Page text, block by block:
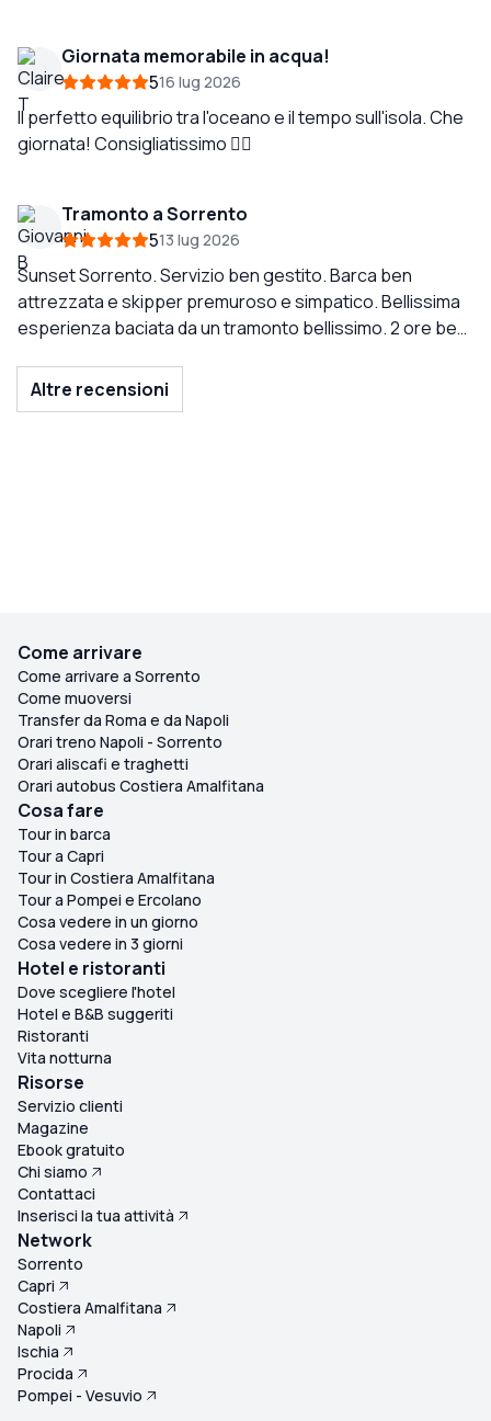
Giornata memorabile in acqua!
516 lug 2026
Il perfetto equilibrio tra l'oceano e il tempo sull'isola. Che
giornata! Consigliatissimo 👌🏼
Tramonto a Sorrento
513 lug 2026
Sunset Sorrento. Servizio ben gestito. Barca ben
attrezzata e skipper premuroso e simpatico. Bellissima
esperienza baciata da un tramonto bellissimo. 2 ore ben
ripeterei piu' volte. A presto...
Altre recensioni
Come arrivare
Come arrivare a Sorrento
Come muoversi
Transfer da Roma e da Napoli
Orari treno Napoli - Sorrento
Orari aliscafi e traghetti
Orari autobus Costiera Amalfitana
Cosa fare
Tour in barca
Tour a Capri
Tour in Costiera Amalfitana
Tour a Pompei e Ercolano
Cosa vedere in un giorno
Cosa vedere in 3 giorni
Hotel e ristoranti
Dove scegliere l'hotel
Hotel e B&B suggeriti
Ristoranti
Vita notturna
Risorse
Servizio clienti
Magazine
Ebook gratuito
Chi siamo
Contattaci
Inserisci la tua attività
Network
Sorrento
Capri
Costiera Amalfitana
Napoli
Ischia
Procida
Pompei - Vesuvio